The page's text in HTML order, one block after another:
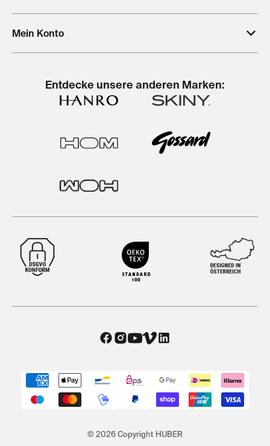
Mein Konto
Entdecke unsere anderen Marken:
© 2026 Copyright HUBER